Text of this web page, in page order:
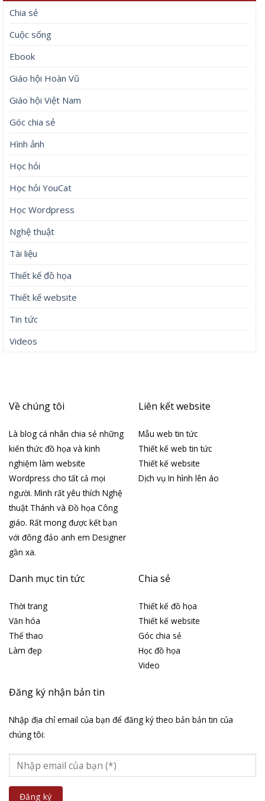
Chia sẻ
Cuộc sống
Ebook
Giáo hội Hoàn Vũ
Giáo hội Việt Nam
Góc chia sẻ
Hình ảnh
Học hỏi
Học hỏi YouCat
Học Wordpress
Nghệ thuật
Tài liệu
Thiết kế đồ họa
Thiết kế website
Tin tức
Videos
Về chúng tôi
Là blog cá nhân chia sẻ những
kiến thức đồ họa và kinh
nghiệm làm website
Wordpress cho tất cả mọi
người. Mình rất yêu thích Nghệ
thuật Thánh và Đồ họa Công
giáo. Rất mong được kết bạn
với đông đảo anh em Designer
gần xa.
Liên kết website
Mẫu web tin tức
Thiết kế web tin tức
Thiết kế website
Dịch vụ In hình lên áo
Danh mục tin tức
Thời trang
Văn hóa
Thể thao
Làm đẹp
Chia sẻ
Thiết kế đồ họa
Thiết kế website
Góc chia sẻ
Học đồ họa
Video
Đăng ký nhận bản tin
Nhập địa chỉ email của bạn để đăng ký theo bản bản tin của
chúng tôi: